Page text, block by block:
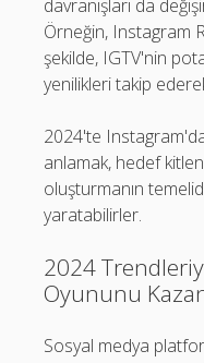
davranışları da
Örneğin, Instagram
şekilde, IGTV'nin
yenilikleri takip
2024'te
anlamak, hedef
oluşturmanın
yaratabilirler.
2024
Oyununu
Sosyal medya